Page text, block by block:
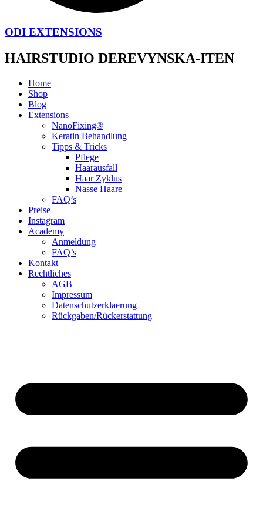
ODI EXTENSIONS
HAIRSTUDIO DEREVYNSKA-ITEN
Home
Shop
Blog
Extensions
NanoFixing®
Keratin Behandlung
Tipps & Tricks
Pflege
Haarausfall
Haar Zyklus
Nasse Haare
FAQ’s
Preise
Instagram
Academy
Anmeldung
FAQ’s
Kontakt
Rechtliches
AGB
Impressum
Datenschutzerklaerung
Rückgaben/Rückerstattung